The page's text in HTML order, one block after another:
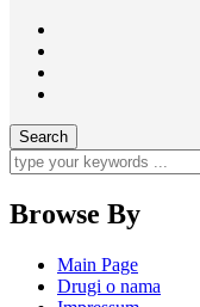
Browse By
Main Page
Drugi o nama